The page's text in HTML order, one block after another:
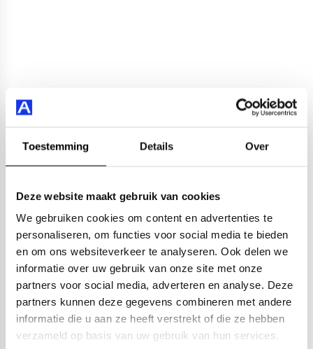
Toestemming Details Over
Deze website maakt gebruik van cookies
We gebruiken cookies om content en advertenties te
personaliseren, om functies voor social media te bieden
en om ons websiteverkeer te analyseren. Ook delen we
informatie over uw gebruik van onze site met onze
partners voor social media, adverteren en analyse. Deze
partners kunnen deze gegevens combineren met andere
informatie die u aan ze heeft verstrekt of die ze hebben
verzameld op basis van uw gebruik van hun services.